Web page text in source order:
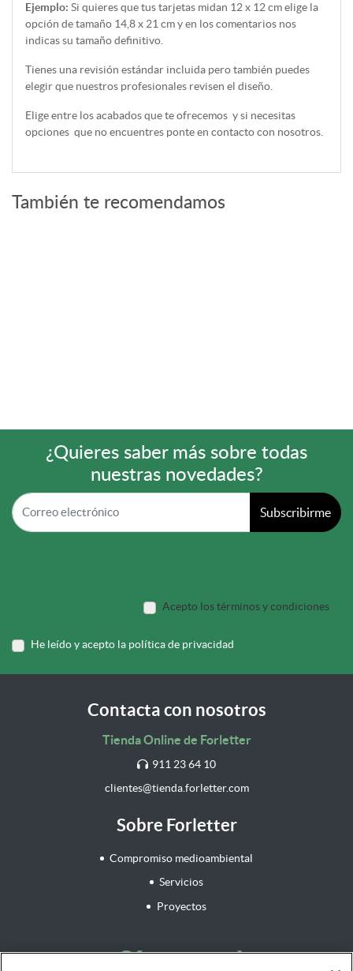
Ejemplo: Si quieres que tus tarjetas midan 12 x 12 cm elige la
opción de tamaño 14,8 x 21 cm y en los comentarios nos
indicas su tamaño definitivo.
Tienes una revisión estándar incluida pero también puedes
elegir que nuestros profesionales revisen el diseño.
Elige entre los acabados que te ofrecemos y si necesitas
opciones que no encuentres ponte en contacto con nosotros.
También te recomendamos
¿Quieres saber más sobre todas
nuestras novedades?
Subscribirme
Acepto los términos y condiciones
He leído y acepto la política de privacidad
Contacta con nosotros
Tienda Online de Forletter
911 23 64 10
clientes@tienda.forletter.com
Sobre Forletter
Compromiso medioambiental
Servicios
Proyectos
¡Síguenos!